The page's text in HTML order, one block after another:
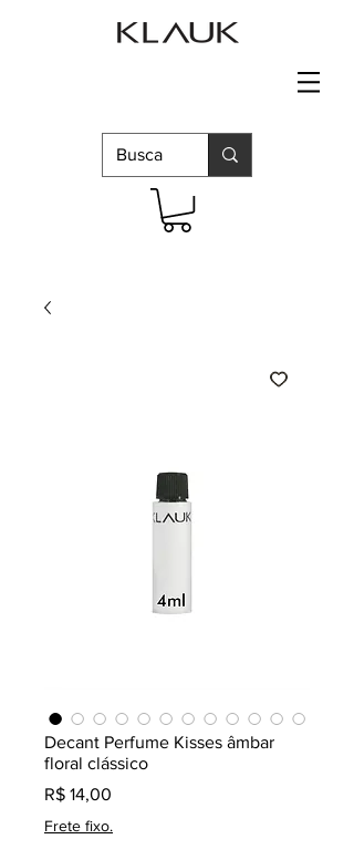
Decant Perfume Kisses âmbar
floral clássico
R$ 14,00
Frete fixo.